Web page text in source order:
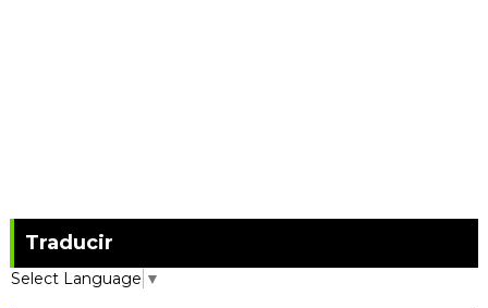
Traducir
Select Language ▼